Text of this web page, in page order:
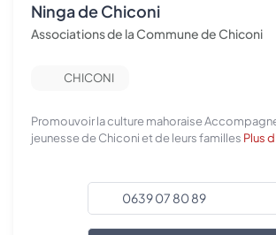
Ninga de Chiconi
Associations de la Commune de Chiconi
CHICONI
Promouvoir la culture mahoraise
jeunesse de Chiconi et de leurs familles Plus
0639 07 80 89